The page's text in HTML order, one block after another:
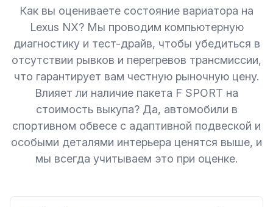
Как вы оцениваете состояние вариатора на
Lexus NX? Мы проводим компьютерную
диагностику и тест-драйв, чтобы убедиться в
отсутствии рывков и перегревов трансмиссии,
что гарантирует вам честную рыночную цену.
Влияет ли наличие пакета F SPORT на
стоимость выкупа? Да, автомобили в
спортивном обвесе с адаптивной подвеской и
особыми деталями интерьера ценятся выше, и
мы всегда учитываем это при оценке.